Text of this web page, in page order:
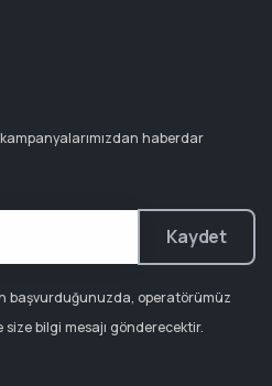
haberdar
Kaydet
başvurduğunuzda, operatörümüz
bilgi mesajı gönderecektir.